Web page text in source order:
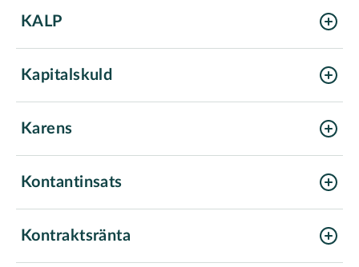
KALP
Kapitalskuld
Karens
Kontantinsats
Kontraktsränta